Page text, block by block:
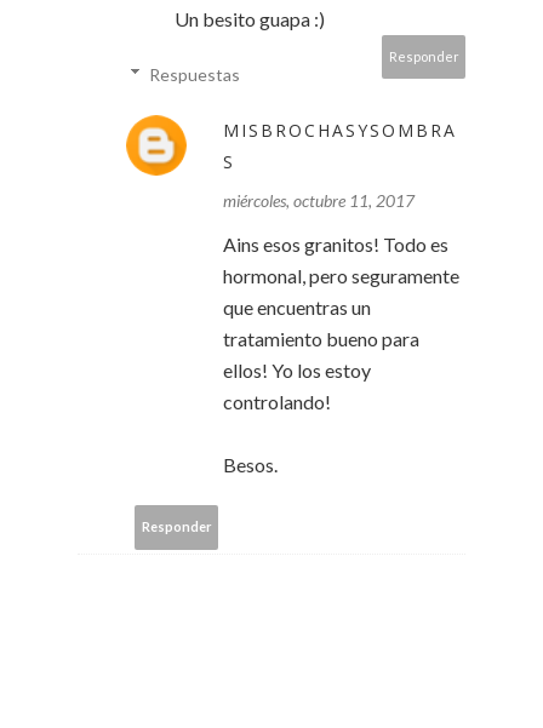
Un besito guapa :)
Responder
Respuestas
MISBROCHASYSOMBRA
S
miércoles, octubre 11, 2017
Ains esos granitos! Todo es
hormonal, pero seguramente
que encuentras un
tratamiento bueno para
ellos! Yo los estoy
controlando!
Besos.
Responder